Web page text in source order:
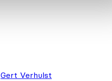
Gert Verhulst